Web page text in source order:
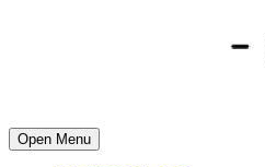
Open Menu